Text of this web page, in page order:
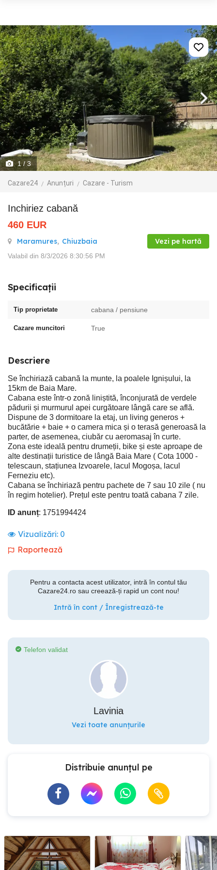
1/ 3
Cazare24 Anunțuri Cazare - Turism
Inchiriez cabană
460 EUR
Maramures, Chiuzbaia Vezi pe hartă
Valabil din 8/3/2026 8:30:56 PM
Specificații
Tip proprietate cabana / pensiune
Cazare muncitori True
Descriere
Se închiriază cabană la munte, la poalele Ignișului, la
15km de Baia Mare.
Cabana este într-o zonă liniștită, înconjurată de verdele
pădurii și murmurul apei curgătoare lângă care se află.
Dispune de 3 dormitoare la etaj, un living generos +
bucătărie + baie + o camera mica și o terasă generoasă la
parter, de asemenea, ciubăr cu aeromasaj în curte.
Zona este ideală pentru drumeții, bike și este aproape de
alte destinații turistice de lângă Baia Mare ( Cota 1000 -
telescaun, stațiunea Izvoarele, lacul Mogoșa, lacul
Ferneziu etc).
Cabana se închiriază pentru pachete de 7 sau 10 zile ( nu
în regim hotelier). Prețul este pentru toată cabana 7 zile.
ID anunț: 1751994424
Vizualizări: 0
Raportează
Pentru a contacta acest utilizator, intră în contul tău
Cazare24.ro sau creează-ți rapid un cont nou!
Intră în cont / Înregistrează-te
Telefon validat
Lavinia
Vezi toate anunțurile
Distribuie anunțul pe